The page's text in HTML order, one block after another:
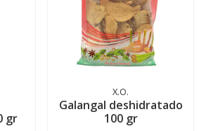
gr
X.O.
Galangal deshidratado
100 gr